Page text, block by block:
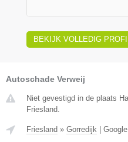
BEKIJK VOLLEDIG
Autoschade Verweij
Niet gevestigd in de plaats
Friesland.
Friesland » Gorredijk